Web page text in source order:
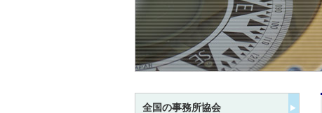
全国の事務所協会